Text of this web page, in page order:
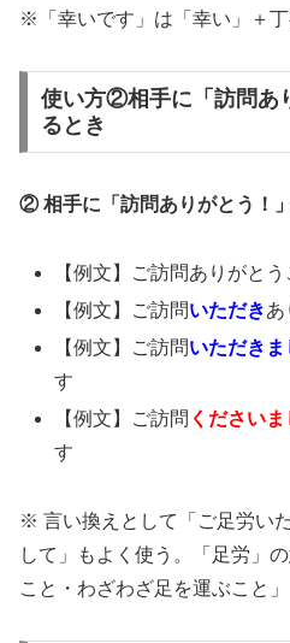
※「幸いです」は「幸い」＋丁
使い方②相手に「訪問あ
るとき
② 相手に「訪問ありがとう！
【例文】ご訪問ありがと
【例文】ご訪問いただきあ
【例文】ご訪問いただきま
す
【例文】ご訪問 くださいま
す
※ 言い換えとして「ご足労い
して」もよく使う。「足労」
こと・わざわざ足を運ぶこと」